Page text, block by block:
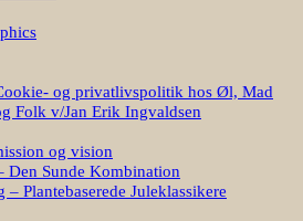
og privatlivspolitik hos Øl, Mad
Folk v/Jan Erik Ingvaldsen
og vision
Sunde Kombination
Plantebaserede Juleklassikere